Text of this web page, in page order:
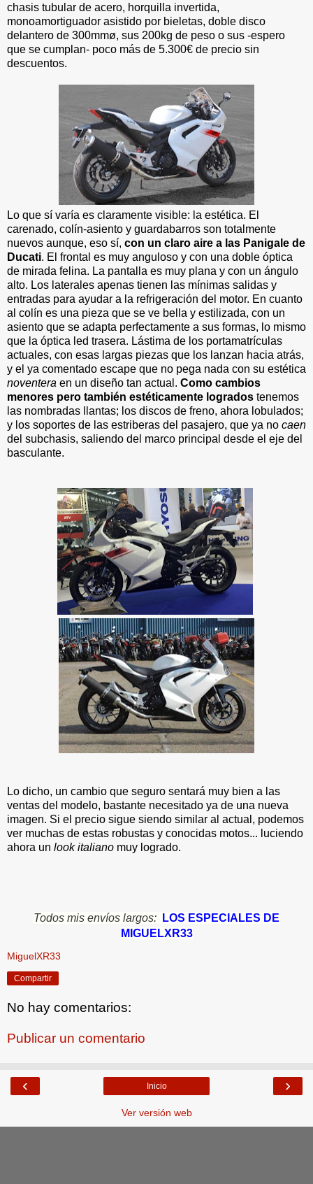
chasis tubular de acero, horquilla invertida,
monoamortiguador asistido por bieletas, doble disco
delantero de 300mmø, sus 200kg de peso o sus -espero
que se cumplan- poco más de 5.300€ de precio sin
descuentos.
Lo que sí varía es claramente visible: la estética. El
carenado, colín-asiento y guardabarros son totalmente
nuevos aunque, eso sí, con un claro aire a las Panigale de
Ducati. El frontal es muy anguloso y con una doble óptica
de mirada felina. La pantalla es muy plana y con un ángulo
alto. Los laterales apenas tienen las mínimas salidas y
entradas para ayudar a la refrigeración del motor. En cuanto
al colín es una pieza que se ve bella y estilizada, con un
asiento que se adapta perfectamente a sus formas, lo mismo
que la óptica led trasera. Lástima de los portamatrículas
actuales, con esas largas piezas que los lanzan hacia atrás,
y el ya comentado escape que no pega nada con su estética
noventera en un diseño tan actual. Como cambios
menores pero también estéticamente logrados tenemos
las nombradas llantas; los discos de freno, ahora lobulados;
y los soportes de las estriberas del pasajero, que ya no caen
del subchasis, saliendo del marco principal desde el eje del
basculante.
Lo dicho, un cambio que seguro sentará muy bien a las
ventas del modelo, bastante necesitado ya de una nueva
imagen. Si el precio sigue siendo similar al actual, podemos
ver muchas de estas robustas y conocidas motos... luciendo
ahora un look italiano muy logrado.
Todos mis envíos largos:
LOS ESPECIALES DE
MIGUELXR33
MiguelXR33
Compartir
No hay comentarios:
Publicar un comentario
‹ ›
Inicio
Ver versión web